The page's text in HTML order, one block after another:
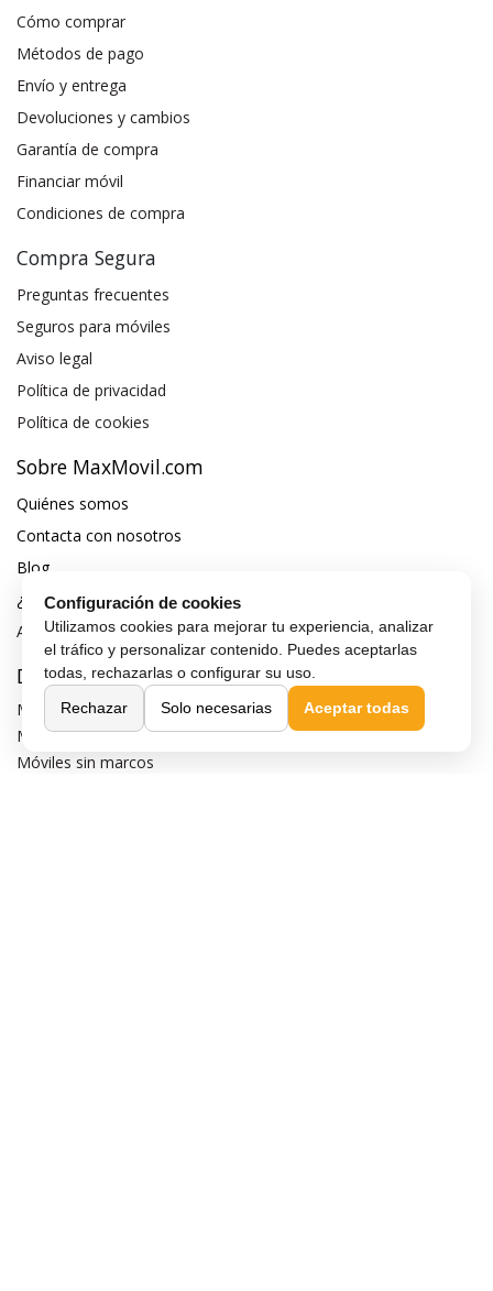
Cómo comprar
Métodos de pago
Envío y entrega
Devoluciones y cambios
Garantía de compra
Financiar móvil
Condiciones de compra
Compra Segura
Preguntas frecuentes
Seguros para móviles
Aviso legal
Política de privacidad
Política de cookies
Sobre MaxMovil.com
Quiénes somos
Contacta con nosotros
Blog
¿Quieres ser distribuidor?
Afiliación y publicidad
Destacados
Móviles de gama alta
Móviles con buena cámara
Móviles sin marcos
Configuración de cookies
Utilizamos cookies para mejorar tu experiencia, analizar
el tráfico y personalizar contenido. Puedes aceptarlas
todas, rechazarlas o configurar su uso.
Rechazar
Solo necesarias Aceptar todas